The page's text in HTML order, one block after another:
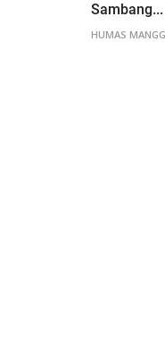
Sambang...
HUMAS